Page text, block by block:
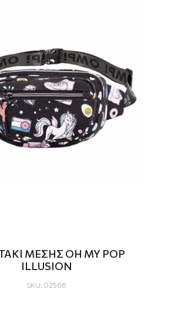
ΜΕΣΗΣ OH MY POP
ILLUSION
SKU: 02566